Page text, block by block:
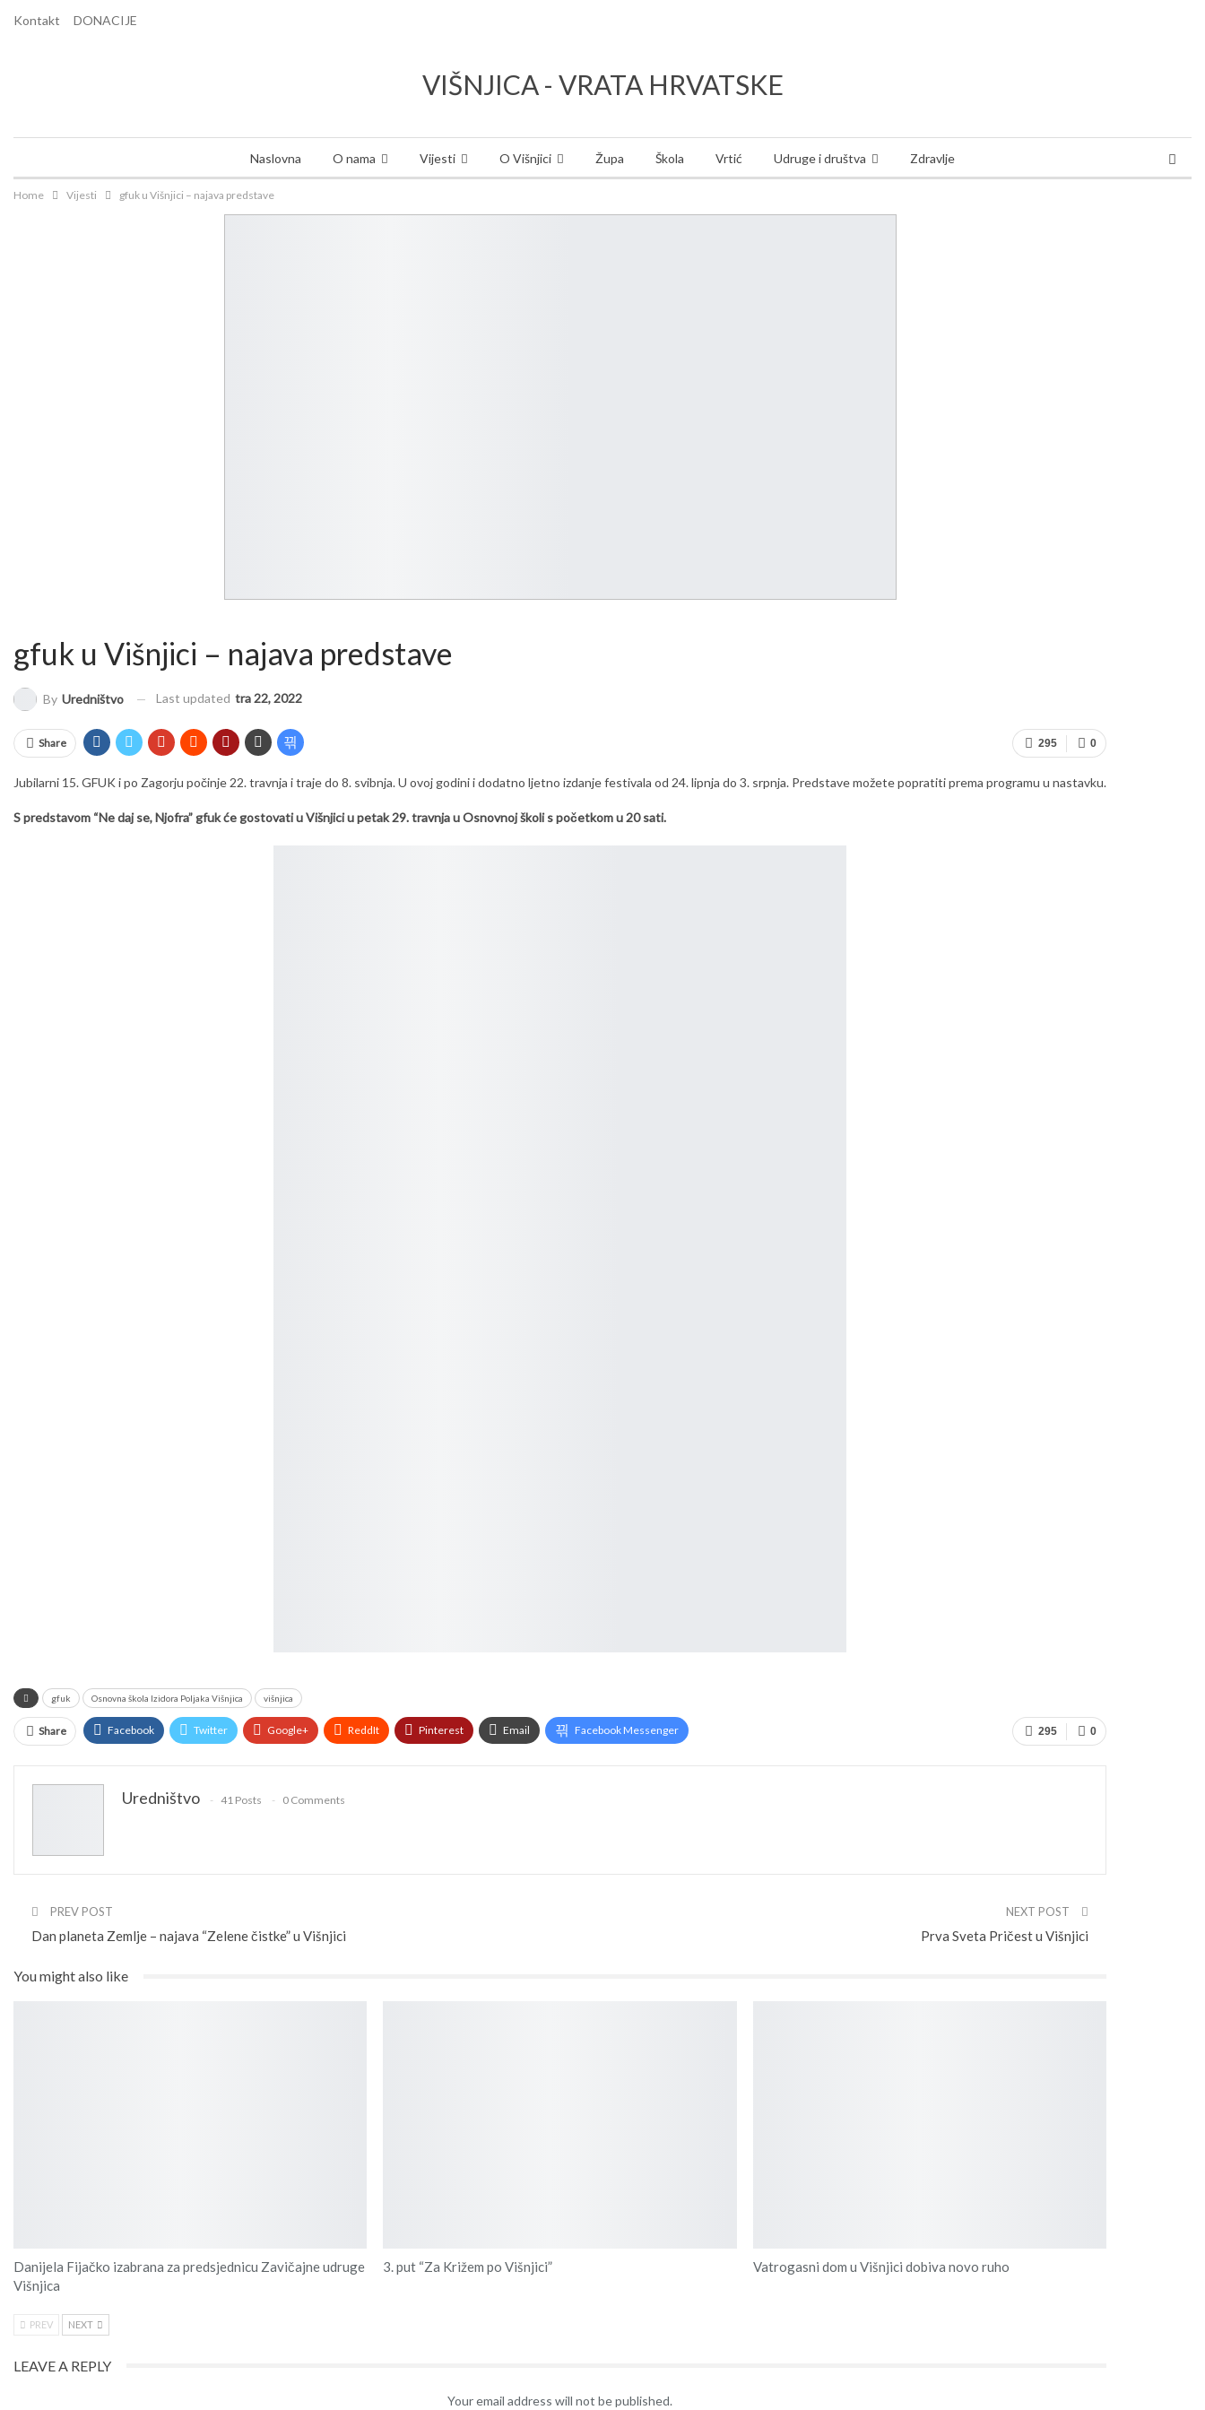
Kontakt DONACIJE
VIŠNJICA - VRATA HRVATSKE
Naslovna O nama Vijesti O Višnjici Župa Škola Vrtić Udruge i društva Zdravlje
Home Vijesti gfuk u Višnjici – najava predstave
gfuk u Višnjici – najava predstave
By Uredništvo Last updated tra 22, 2022
0
295
Share
Jubilarni 15. GFUK i po Zagorju počinje 22. travnja i traje do 8. svibnja. U ovoj godini i dodatno ljetno izdanje festivala od 24. lipnja do 3. srpnja. Predstave možete popratiti prema programu u nastavku.
S predstavom “Ne daj se, Njofra” gfuk će gostovati u Višnjici u petak 29. travnja u Osnovnoj školi s početkom u 20 sati.
gfuk Osnovna škola Izidora Poljaka Višnjica višnjica
0
295
Share Facebook Twitter Google+ ReddIt Pinterest Email Facebook Messenger
Uredništvo 41 Posts 0 Comments
PREV POST
Dan planeta Zemlje – najava “Zelene čistke” u Višnjici
NEXT POST
Prva Sveta Pričest u Višnjici
You might also like
Danijela Fijačko izabrana za predsjednicu Zavičajne udruge
Višnjica
3. put “Za Križem po Višnjici” Vatrogasni dom u Višnjici dobiva novo ruho
PREV NEXT
LEAVE A REPLY
Your email address will not be published.